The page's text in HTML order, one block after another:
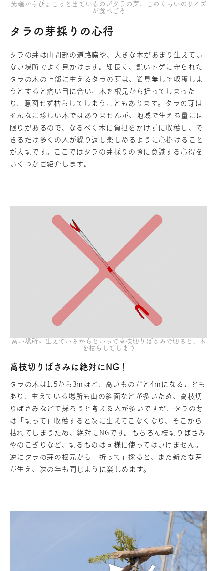
先端からぴょこっと出ているのがタラの芽。このくらいのサイズ
が食べごろ
タラの芽採りの心得
タラの芽は山間部の道路脇や、大きな木があまり生えてい
ない場所でよく見かけます。細長く、鋭いトゲに守られた
タラの木の上部に生えるタラの芽は、道具無しで収穫しよ
うとすると痛い目に合い、木を根元から折ってしまった
り、意図せず枯らしてしまうこともあります。タラの芽は
そんなに珍しい木ではありませんが、地域で生える量には
限りがあるので、なるべく木に負担をかけずに収穫し、で
きるだけ多くの人が繰り返し楽しめるように心掛けること
が大切です。ここではタラの芽採りの際に意識する心得を
いくつかご紹介します。
高い場所に生えているからといって高枝切りばさみで切ると、木
を枯らしてしまう
高枝切りばさみは絶対にNG！
タラの木は1.5から3mほど、高いものだと4mになることも
あり、生えている場所も山の斜面などが多いため、高枝切
りばさみなどで採ろうと考える人が多いですが、タラの芽
は「切って」収穫すると次に生えてこなくなり、そこから
枯れてしまうため、絶対にNGです。もちろん枝切りばさみ
やのこぎりなど、切るものは同様に使ってはいけません。
逆にタラの芽の根元から「折って」採ると、また新たな芽
が生え、次の年も同じように楽しめます。